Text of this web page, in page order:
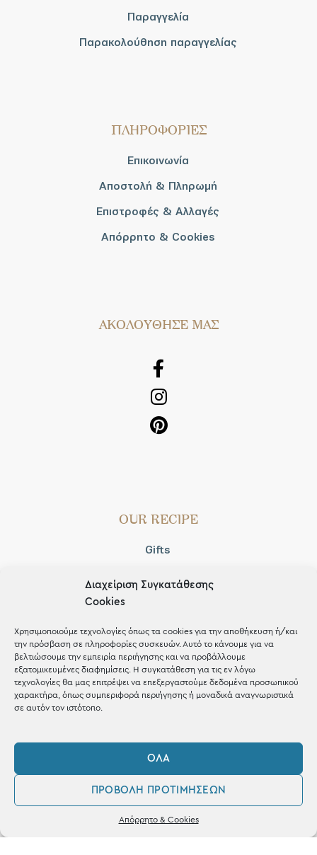
Διαχείριση Συγκατάθεσης
Cookies
Χρησιμοποιούμε τεχνολογίες όπως τα cookies για την αποθήκευση ή/και
την πρόσβαση σε πληροφορίες συσκευών. Αυτό το κάνουμε για να
βελτιώσουμε την εμπειρία περιήγησης και να προβάλλουμε
εξατομικευμένες διαφημίσεις. Η συγκατάθεση για τις εν λόγω
τεχνολογίες θα μας επιτρέψει να επεξεργαστούμε δεδομένα προσωπικού
χαρακτήρα, όπως συμπεριφορά περιήγησης ή μοναδικά αναγνωριστικά
σε αυτόν τον ιστότοπο.
ΌΛΑ
ΠΡΟΒΟΛΉ ΠΡΟΤΙΜΉΣΕΩΝ
Απόρρητο & Cookies
Παραγγελία
Παρακολούθηση παραγγελίας
ΠΛΗΡΟΦΟΡΙΕΣ
Επικοινωνία
Αποστολή & Πληρωμή
Επιστροφές & Αλλαγές
Απόρρητο & Cookies
AΚΟΛΟΥΘΗΣΕ ΜΑΣ
OUR RECIPE
Gifts
Shop the look
Σταθά 17, 38221 Βόλος
Δευ / Τετ / Σαβ: 09:00 - 15:00
Τριτ / Πεμ / Παρ: 09:00 - 21:00
Φίλτρα
0